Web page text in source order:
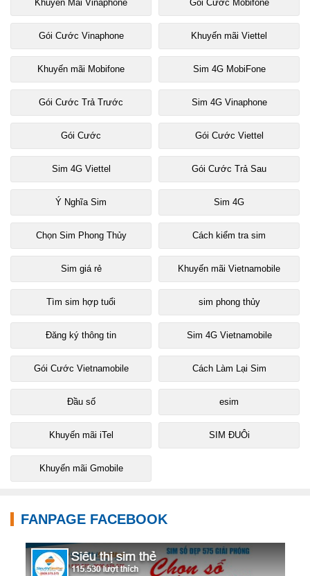
Khuyến Mãi Vinaphone Gói Cước Mobifone
Gói Cước Vinaphone Khuyến mãi Viettel
Khuyến mãi Mobifone Sim 4G MobiFone
Gói Cước Trả Trước Sim 4G Vinaphone
Gói Cước Gói Cước Viettel
Sim 4G Viettel Gói Cước Trả Sau
Ý Nghĩa Sim Sim 4G
Chọn Sim Phong Thủy Cách kiểm tra sim
Sim giá rẻ Khuyến mãi Vietnamobile
Tìm sim hợp tuổi sim phong thủy
Đăng ký thông tin Sim 4G Vietnamobile
Gói Cước Vietnamobile Cách Làm Lại Sim
Đầu số esim
Khuyến mãi iTel SIM ĐUÔi
Khuyến mãi Gmobile
FANPAGE FACEBOOK